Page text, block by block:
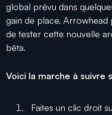
global prévu dans
gain de place. Arrowhead
de tester cette nouvelle
bêta.
Voici la marche à suivre
Faites un clic droit